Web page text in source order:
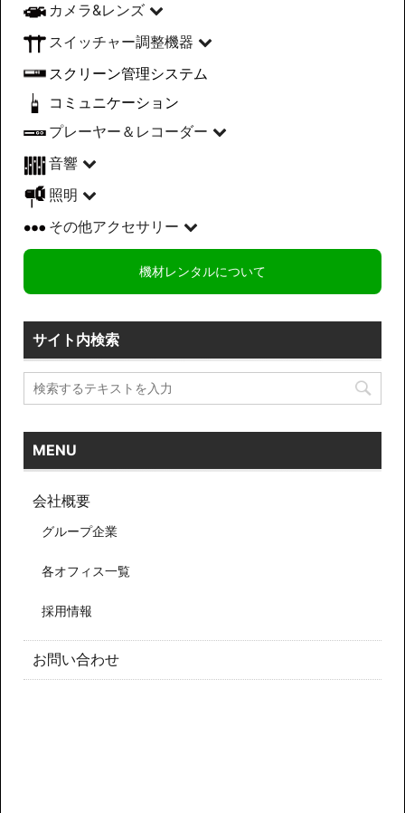
カメラ&レンズ
スイッチャー調整機器
スクリーン管理システム
コミュニケーション
プレーヤー＆レコーダー
音響
照明
その他アクセサリー
機材レンタルについて
サイト内検索
MENU
会社概要
グループ企業
各オフィス一覧
採用情報
お問い合わせ